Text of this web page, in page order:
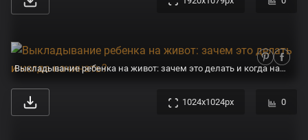
Выкладывание ребенка на живот: зачем это делать и когда начинать?
1024x1024px 0